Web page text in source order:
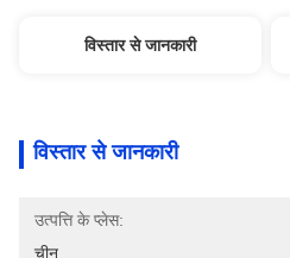
विस्तार से जानकारी
विस्तार से जानकारी
उत्पत्ति के प्लेस:
चीन